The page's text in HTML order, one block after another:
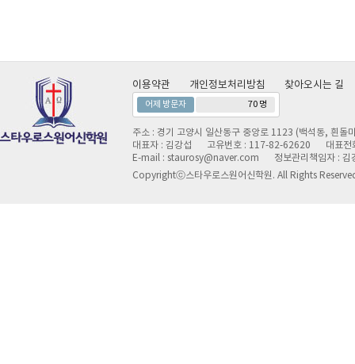
이용약관 개인정보처리방침 찾아오시는 길
어제 방문자 70 명
주소 : 경기 고양시 일산동구 중앙로 1123 (백석동, 흰돌
대표자 : 김강섭
고유번호 : 117-82-62620
대표
E-mail : staurosy@naver.com
정보관리책임자 : 김
Copyrightⓒ스타우로스원어신학원. All Rights